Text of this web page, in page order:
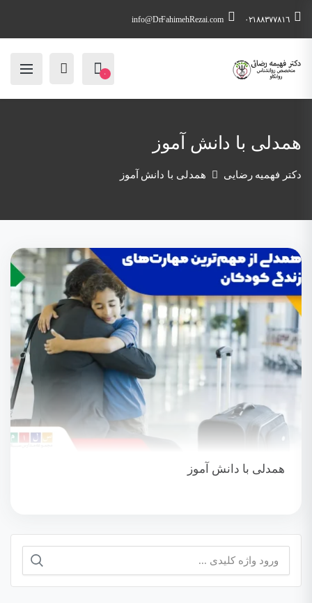
٠٢١٨٨٣٧٧٨١٦ info@DrFahimehRezai.com
۰
همدلی با دانش آموز
دکتر فهمیه رضایی همدلی با دانش آموز
همدلی با دانش آموز
جستجو